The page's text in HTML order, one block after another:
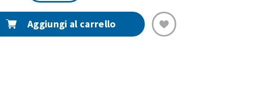
BISCOTTINO
quantità
Aggiungi al carrello